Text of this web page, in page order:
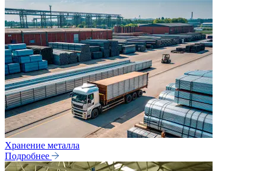
Хранение металла
Подробнее